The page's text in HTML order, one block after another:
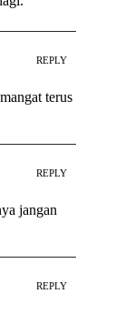
REPLY
terus
REPLY
jangan
REPLY